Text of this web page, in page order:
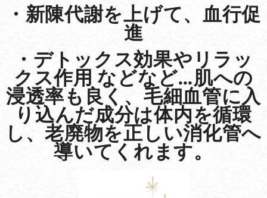
・新陳代謝を上げて、血行促
進
・デトックス効果やリラッ
クス作用 などなど…肌への
浸透率も良く、毛細血管に入
り込んだ成分は体内を循環
し、老廃物を正しい消化管へ
導いてくれます。